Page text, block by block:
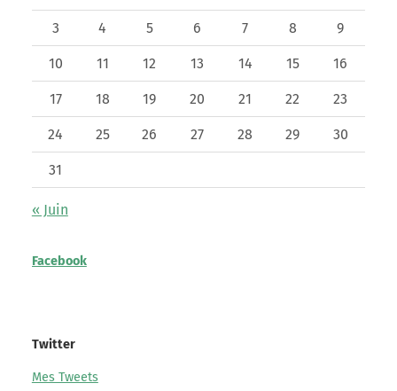
3 4 5 6 7 8 9
10 11 12 13 14 15 16
17 18 19 20 21 22 23
24 25 26 27 28 29 30
31
« Juin
Facebook
Twitter
Mes Tweets